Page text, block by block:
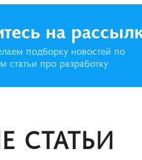
на
подборку новостей по
про разработку
СТАТЬИ